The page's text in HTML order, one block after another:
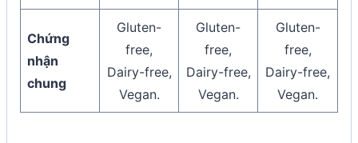
Chứng
nhận
chung
Gluten-
free,
Dairy-free,
Vegan.
Gluten-
free,
Dairy-free,
Vegan.
Gluten-
free,
Dairy-free,
Vegan.